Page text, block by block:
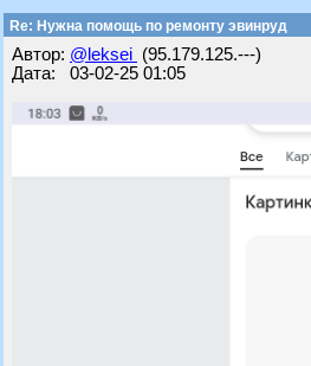
Re: Нужна помощь по ремонту эвинруд
Автор: @leksei (95.179.125.---)
Дата: 03-02-25 01:05